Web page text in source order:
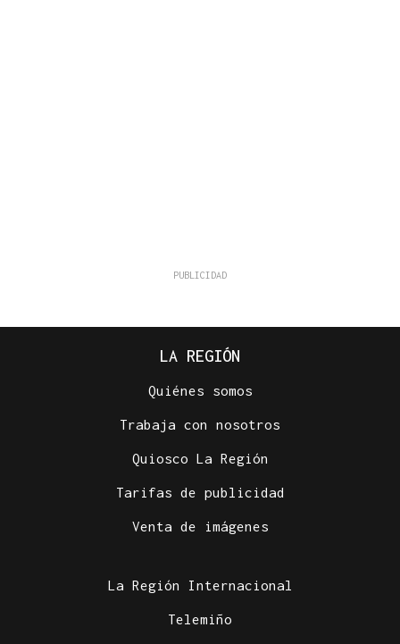
LA REGIÓN
Quiénes somos
Trabaja con nosotros
Quiosco La Región
Tarifas de publicidad
Venta de imágenes
La Región Internacional
Telemiño